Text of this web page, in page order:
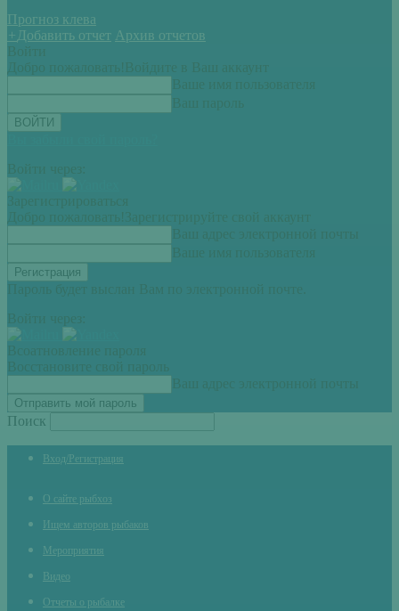
Прогноз клева
+ Добавить отчет Архив отчетов
Войти
Добро пожаловать! Войдите в Ваш аккаунт
Ваше имя пользователя
Ваш пароль
Войти через:
Зарегистрироваться
Добро пожаловать! Зарегистрируйте свой аккаунт
Ваш адрес электронной почты
Ваше имя пользователя
Пароль будет выслан Вам по электронной почте.
Войти через:
Всоатновление пароля
Восстановите свой пароль
Ваш адрес электронной почты
Поиск
Вход/Регистрация
О сайте рыбхоз
Ищем авторов рыбаков
Мероприятия
Видео
Отчеты о рыбалке